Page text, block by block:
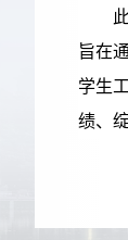
旨在
学生
绩、